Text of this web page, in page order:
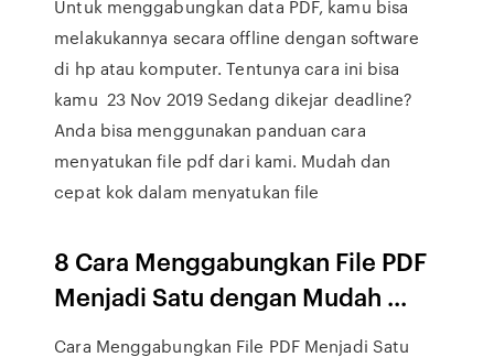
Untuk menggabungkan data PDF, kamu bisa
melakukannya secara offline dengan software
di hp atau komputer. Tentunya cara ini bisa
kamu 23 Nov 2019 Sedang dikejar deadline?
Anda bisa menggunakan panduan cara
menyatukan file pdf dari kami. Mudah dan
cepat kok dalam menyatukan file
8 Cara Menggabungkan File PDF
Menjadi Satu dengan Mudah ...
Cara Menggabungkan File PDF Menjadi Satu